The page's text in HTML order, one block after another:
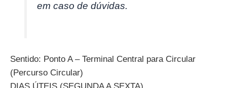
em caso de dúvidas.
Sentido: Ponto A – Terminal Central para Circular
(Percurso Circular)